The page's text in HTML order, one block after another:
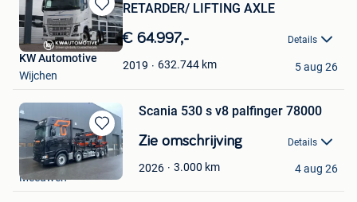
Bewaren
in
Mijn
Favorieten
RETARDER/ LIFTING AXLE
€ 64.997,- Details
2019 632.744 km
KW Automotive
Wijchen
5 aug 26
Bewaren
in
Favorieten
Scania 530 s v8 palfinger 78000
Zie omschrijving Details
2026 3.000 km
Theuwissen
Meeuwen
4 aug 26